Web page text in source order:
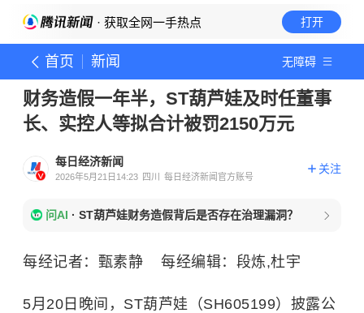
· 获取全网一手热点 打开
首页 新闻 无障碍
财务造假一年半，ST葫芦娃及时任董事
长、实控人等拟合计被罚2150万元
每日经济新闻
2026年5月21日14:23 四川 每日经济新闻官方账号
关注
问AI · ST葫芦娃财务造假背后是否存在治理漏洞？
每经记者：甄素静 每经编辑：段炼,杜宇
5月20日晚间，ST葫芦娃（SH605199）披露公